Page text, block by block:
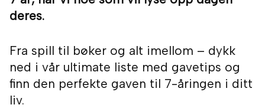
deres.
Fra spill til bøker og alt imellom – dykk
ned i vår ultimate liste med gavetips og
finn den perfekte gaven til 7-åringen i ditt
liv.